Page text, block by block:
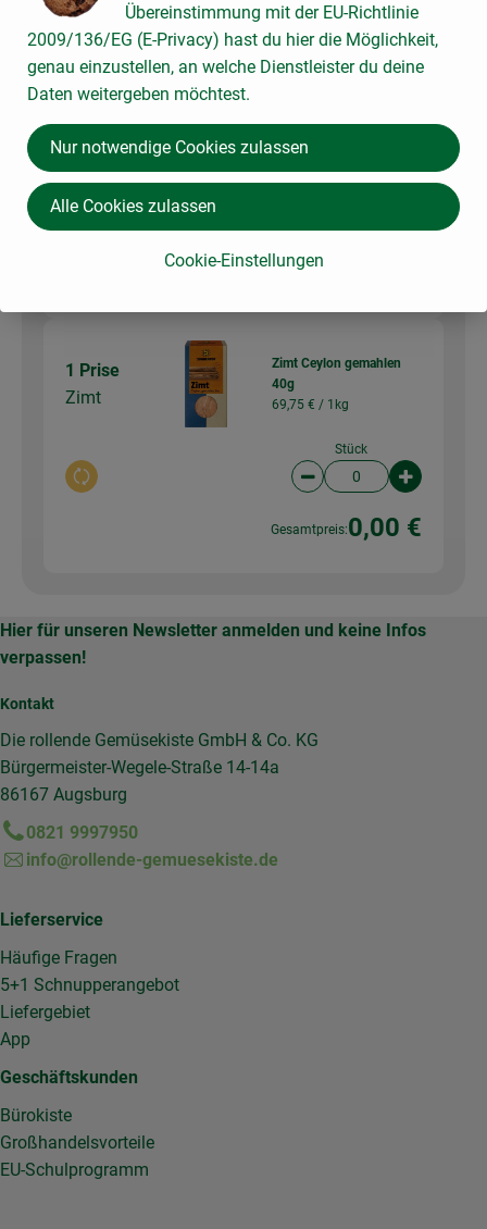
Gesamtpreis: 4,79 €
1 Stk
Vanillezuc
ker
Auswahl ändern
mit Cristallino 4x8g
93,44 € /
Artikelanzahl
1 Prise
Zimt
Auswahl ändern
Zimt Ceylon gemahlen
40g
69,75 € / 1kg
Stück
Artikelanzahl
Gesamtpreis:0,00 €
Hier für unseren Newsletter anmelden und keine Infos
verpassen!
Kontakt
Die rollende Gemüsekiste GmbH & Co. KG
Bürgermeister-Wegele-Straße 14-14a
86167 Augsburg
0821 9997950
info@rollende-gemuesekiste.de
Lieferservice
Häufige Fragen
5+1 Schnupperangebot
Liefergebiet
App
Geschäftskunden
Bürokiste
Großhandelsvorteile
EU-Schulprogramm
Übereinstimmung mit der EU-Richtlinie
2009/136/EG (E-Privacy) hast du hier die Möglichkeit,
genau einzustellen, an welche Dienstleister du deine
Daten weitergeben möchtest.
Cookie-Einstellungen
Nur notwendige Cookies zulassen
Alle Cookies zulassen